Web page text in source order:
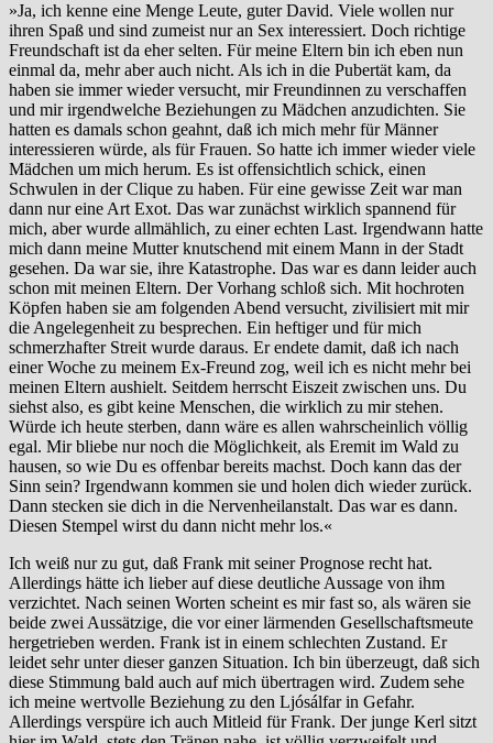
»Ja, ich kenne eine Menge Leute, guter David. Viele wollen nur
ihren Spaß und sind zumeist nur an Sex interessiert. Doch richtige
Freundschaft ist da eher selten. Für meine Eltern bin ich eben nun
einmal da, mehr aber auch nicht. Als ich in die Pubertät kam, da
haben sie immer wieder versucht, mir Freundinnen zu verschaffen
und mir irgendwelche Beziehungen zu Mädchen anzudichten. Sie
hatten es damals schon geahnt, daß ich mich mehr für Männer
interessieren würde, als für Frauen. So hatte ich immer wieder viele
Mädchen um mich herum. Es ist offensichtlich schick, einen
Schwulen in der Clique zu haben. Für eine gewisse Zeit war man
dann nur eine Art Exot. Das war zunächst wirklich spannend für
mich, aber wurde allmählich, zu einer echten Last. Irgendwann hatte
mich dann meine Mutter knutschend mit einem Mann in der Stadt
gesehen. Da war sie, ihre Katastrophe. Das war es dann leider auch
schon mit meinen Eltern. Der Vorhang schloß sich. Mit hochroten
Köpfen haben sie am folgenden Abend versucht, zivilisiert mit mir
die Angelegenheit zu besprechen. Ein heftiger und für mich
schmerzhafter Streit wurde daraus. Er endete damit, daß ich nach
einer Woche zu meinem Ex-Freund zog, weil ich es nicht mehr bei
meinen Eltern aushielt. Seitdem herrscht Eiszeit zwischen uns. Du
siehst also, es gibt keine Menschen, die wirklich zu mir stehen.
Würde ich heute sterben, dann wäre es allen wahrscheinlich völlig
egal. Mir bliebe nur noch die Möglichkeit, als Eremit im Wald zu
hausen, so wie Du es offenbar bereits machst. Doch kann das der
Sinn sein? Irgendwann kommen sie und holen dich wieder zurück.
Dann stecken sie dich in die Nervenheilanstalt. Das war es dann.
Diesen Stempel wirst du dann nicht mehr los.«
Ich weiß nur zu gut, daß Frank mit seiner Prognose recht hat.
Allerdings hätte ich lieber auf diese deutliche Aussage von ihm
verzichtet. Nach seinen Worten scheint es mir fast so, als wären sie
beide zwei Aussätzige, die vor einer lärmenden Gesellschaftsmeute
hergetrieben werden. Frank ist in einem schlechten Zustand. Er
leidet sehr unter dieser ganzen Situation. Ich bin überzeugt, daß sich
diese Stimmung bald auch auf mich übertragen wird. Zudem sehe
ich meine wertvolle Beziehung zu den Ljósálfar in Gefahr.
Allerdings verspüre ich auch Mitleid für Frank. Der junge Kerl sitzt